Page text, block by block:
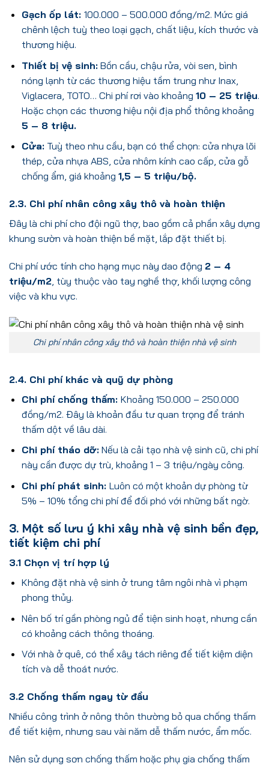
Gạch ốp lát: 100.000 – 500.000 đồng/m2. Mức giá
chênh lệch tuỳ theo loại gạch, chất liệu, kích thước và
thương hiệu.
Thiết bị vệ sinh:Bồn cầu, chậu rửa, vòi sen, bình
nóng lạnh từ các thương hiệu tầm trung như Inax,
Viglacera, TOTO… Chi phí rơi vào khoảng 10 – 25 triệu.
Hoặc chọn các thương hiệu nội địa phổ thông khoảng
5 – 8 triệu.
Cửa:Tuỳ theo nhu cầu, bạn có thể chọn: cửa nhựa lõi
thép, cửa nhựa ABS, cửa nhôm kính cao cấp, cửa gỗ
chống ẩm, giá khoảng 1,5 – 5 triệu/bộ.
2.3. Chi phí nhân công xây thô và hoàn thiện
Đây là chi phí cho đội ngũ thợ, bao gồm cả phần xây dựng
khung sườn và hoàn thiện bề mặt, lắp đặt thiết bị.
Chi phí ước tính cho hạng mục này dao động 2 – 4
triệu/m2 , tùy thuộc vào tay nghề thợ, khối lượng công
việc và khu vực.
Chi phí nhân công xây thô và hoàn thiện nhà vệ sinh
2.4. Chi phí khác và quỹ dự phòng
Chi phí chống thấm: Khoảng 150.000 – 250.000
đồng/m2. Đây là khoản đầu tư quan trọng để tránh
thấm dột về lâu dài.
Chi phí tháo dỡ:Nếu là cải tạo nhà vệ sinh cũ, chi phí
này cần được dự trù, khoảng 1 – 3 triệu/ngày công.
Chi phí phát sinh: Luôn có một khoản dự phòng từ
5% – 10% tổng chi phí để đối phó với những bất ngờ.
3. Một số lưu ý khi xây nhà vệ sinh bền đẹp,
tiết kiệm chi phí
3.1 Chọn vị trí hợp lý
Không đặt nhà vệ sinh ở trung tâm ngôi nhà vì phạm
phong thủy.
Nên bố trí gần phòng ngủ để tiện sinh hoạt, nhưng cần
có khoảng cách thông thoáng.
Với nhà ở quê, có thể xây tách riêng để tiết kiệm diện
tích và dễ thoát nước.
3.2 Chống thấm ngay từ đầu
Nhiều công trình ở nông thôn thường bỏ qua chống thấm
để tiết kiệm, nhưng sau vài năm dễ thấm nước, ẩm mốc.
Nên sử dụng sơn chống thấm hoặc phụ gia chống thấm